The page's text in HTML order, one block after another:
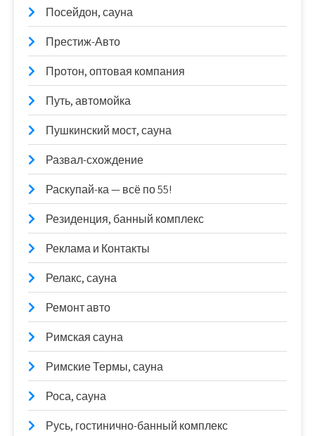
Посейдон, сауна
Престиж-Авто
Протон, оптовая компания
Путь, автомойка
Пушкинский мост, сауна
Развал-схождение
Раскупай-ка — всё по 55!
Резиденция, банный комплекс
Реклама и Контакты
Релакс, сауна
Ремонт авто
Римская сауна
Римские Термы, сауна
Роса, сауна
Русь, гостинично-банный комплекс